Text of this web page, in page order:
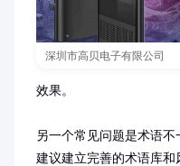
深圳市高贝电子有限公司
效果。
另一个常见问题是术语不
建议建立完善的术语库和